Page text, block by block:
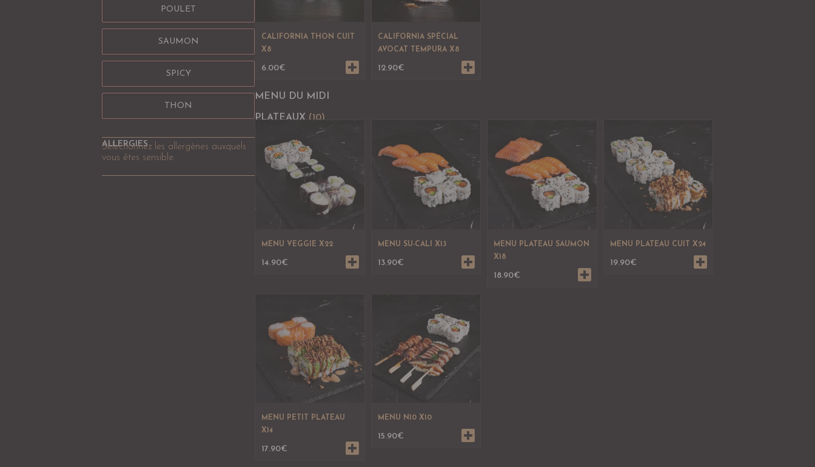
POULET
SAUMON
SPICY
THON
ALLERGIES
Sélectionnez les allergènes auxquels
vous êtes sensible.
CALIFORNIA THON CUIT
X8
6.00€
CALIFORNIA SPÉCIAL
AVOCAT TEMPURA X8
12.90€
MENU DU MIDI
PLATEAUX (10)
MENU VEGGIE X22
14.90€
MENU SU-CALI X13
13.90€
MENU PLATEAU SAUMON
X18
18.90€
MENU PLATEAU CUIT X24
19.90€
MENU PETIT PLATEAU
X14
17.90€
MENU N10 X10
15.90€